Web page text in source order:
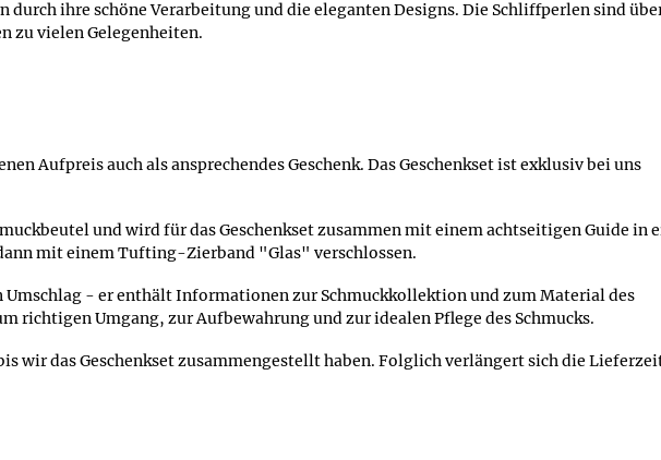
ihre schöne Verarbeitung und die eleganten Designs. Die Schliffperlen sind
zu vielen Gelegenheiten.
Aufpreis auch als ansprechendes Geschenk. Das Geschenkset ist exklusiv bei uns
und wird für das Geschenkset zusammen mit einem achtseitigen Guide in
mit einem Tufting-Zierband "Glas" verschlossen.
Umschlag - er enthält Informationen zur Schmuckkollektion und zum Material des
richtigen Umgang, zur Aufbewahrung und zur idealen Pflege des Schmucks.
wir das Geschenkset zusammengestellt haben. Folglich verlängert sich die